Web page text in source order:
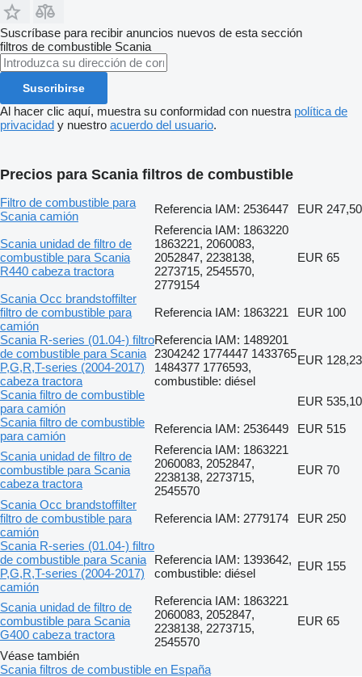
Suscríbase para recibir anuncios nuevos de esta sección
filtros de combustible Scania
Suscribirse
Al hacer clic aquí, muestra su conformidad con nuestra política de
privacidad y nuestro acuerdo del usuario.
Precios para Scania filtros de combustible
Filtro de combustible para
Scania camión
Referencia IAM: 2536447 EUR 247,50
Scania unidad de filtro de
combustible para Scania
R440 cabeza tractora
Referencia IAM: 1863220
1863221, 2060083,
2052847, 2238138,
2273715, 2545570,
2779154
EUR 65
Scania Occ brandstoffilter
filtro de combustible para
camión
Referencia IAM: 1863221
EUR 100
Scania R-series (01.04-) filtro
de combustible para Scania
P,G,R,T-series (2004-2017)
cabeza tractora
Referencia IAM: 1489201
2304242 1774447 1433765
1484377 1776593,
combustible: diésel
EUR 128,23
Scania filtro de combustible
para camión
EUR 535,10
Scania filtro de combustible
para camión
Referencia IAM: 2536449
EUR 515
Scania unidad de filtro de
combustible para Scania
cabeza tractora
Referencia IAM: 1863221
2060083, 2052847,
2238138, 2273715,
2545570
EUR 70
Scania Occ brandstoffilter
filtro de combustible para
camión
Referencia IAM: 2779174
EUR 250
Scania R-series (01.04-) filtro
de combustible para Scania
P,G,R,T-series (2004-2017)
camión
Referencia IAM: 1393642,
combustible: diésel
EUR 155
Scania unidad de filtro de
combustible para Scania
G400 cabeza tractora
Referencia IAM: 1863221
2060083, 2052847,
2238138, 2273715,
2545570
EUR 65
Véase también
Scania filtros de combustible en España